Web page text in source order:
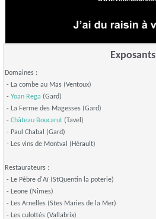
Exposants
Domaines :
- La combe au Mas (Ventoux)
- Yoan Rega (Gard)
- La Ferme des Magesses (Gard)
- Château Boucarut (Tavel)
- Paul Chabal (Gard)
- Les vins de Montval (Hérault)
Restaurateurs :
- Le Pèbre d'Aï (StQuentin la poterie)
- Leone (Nîmes)
- Les Arnelles (Stes Maries de la Mer)
- Les culottés (Vallabrix)